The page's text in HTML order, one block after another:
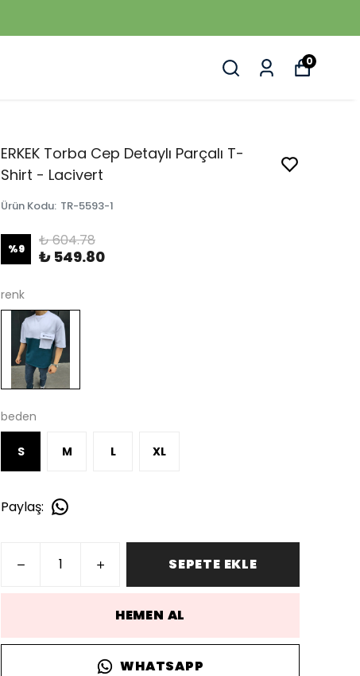
0
ERKEK Torba Cep Detaylı Parçalı T-
Shirt - Lacivert
Ürün Kodu: TR-5593-1
%9 ₺ 604.78
₺ 549.80
renk
beden
S M L XL
Paylaş:
SEPETE EKLE
HEMEN AL
WHATSAPP